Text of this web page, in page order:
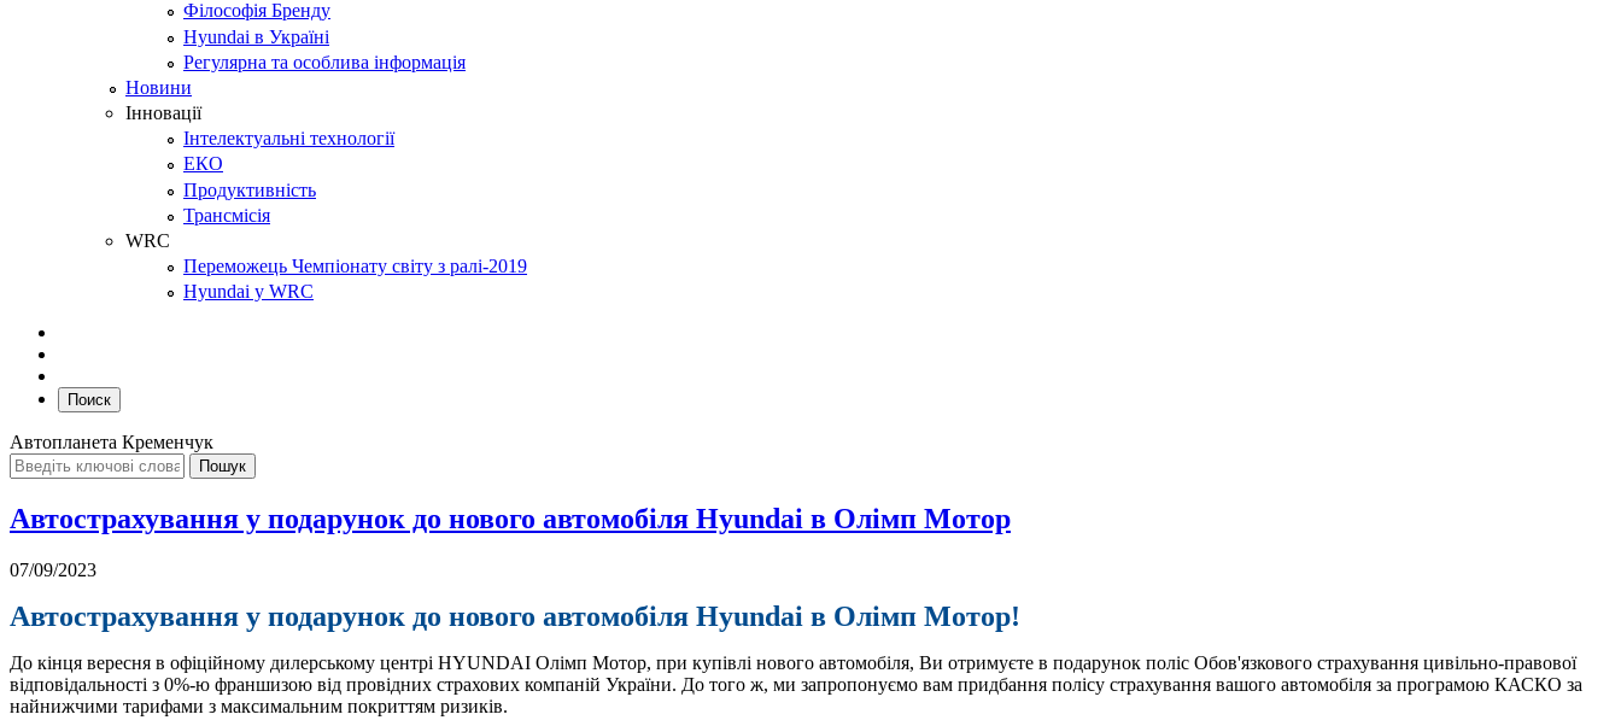
Філософія Бренду
Hyundai в Україні
Регулярна та особлива інформація
Новини
Інновації
Інтелектуальні технології
ЕКО
Продуктивність
Трансмісія
WRC
Переможець Чемпіонату світу з ралі-2019
Hyundai у WRC
Поиск
Автопланета Кременчук
Автострахування у подарунок до нового автомобіля Hyundai в Олімп Мотор
07/09/2023
Автострахування у подарунок до нового автомобіля Hyundai в Олімп Мотор!
До кінця вересня в офіційному дилерському центрі HYUNDAI Олімп Мотор, при купівлі нового автомобіля, Ви отримуєте в подарунок поліс Обов'язкового страхування цивільно-правової
відповідальності з 0%-ю франшизою від провідних страхових компаній України. До того ж, ми запропонуємо вам придбання полісу страхування вашого автомобіля за програмою КАСКО за
найнижчими тарифами з максимальним покриттям ризиків.